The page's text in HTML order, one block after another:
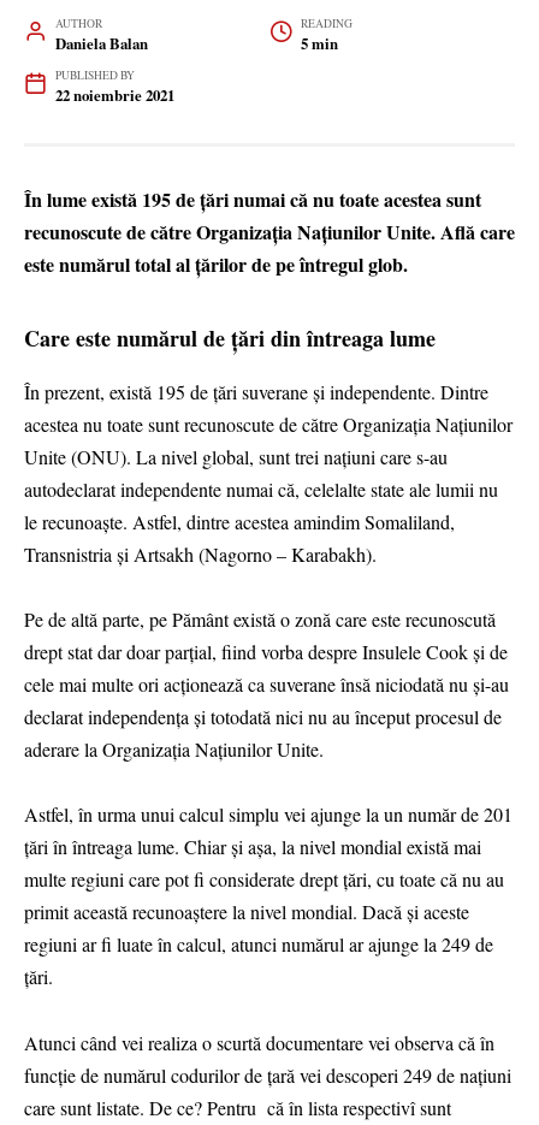
AUTHOR
Daniela Balan
READING
5 min
PUBLISHED BY
22 noiembrie 2021
În lume există 195 de țări numai că nu toate acestea sunt
recunoscute de către Organizația Națiunilor Unite. Află care
este numărul total al țărilor de pe întregul glob.
Care este numărul de țări din întreaga lume
În prezent, există 195 de țări suverane și independente. Dintre
acestea nu toate sunt recunoscute de către Organizația Națiunilor
Unite (ONU). La nivel global, sunt trei națiuni care s-au
autodeclarat independente numai că, celelalte state ale lumii nu
le recunoaște. Astfel, dintre acestea amindim Somaliland,
Transnistria și Artsakh (Nagorno – Karabakh).
Pe de altă parte, pe Pământ există o zonă care este recunoscută
drept stat dar doar parțial, fiind vorba despre Insulele Cook și de
cele mai multe ori acționează ca suverane însă niciodată nu și-au
declarat independența și totodată nici nu au început procesul de
aderare la Organizația Națiunilor Unite.
Astfel, în urma unui calcul simplu vei ajunge la un număr de 201
țări în întreaga lume. Chiar și așa, la nivel mondial există mai
multe regiuni care pot fi considerate drept țări, cu toate că nu au
primit această recunoaștere la nivel mondial. Dacă și aceste
regiuni ar fi luate în calcul, atunci numărul ar ajunge la 249 de
țări.
Atunci când vei realiza o scurtă documentare vei observa că în
funcție de numărul codurilor de țară vei descoperi 249 de națiuni
care sunt listate. De ce? Pentru că în lista respectivî sunt